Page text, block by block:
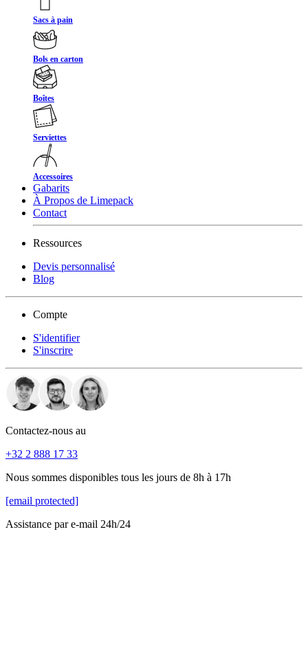
Sacs à pain
Bols en carton
Boîtes
Serviettes
Accessoires
Gabarits
À Propos de Limepack
Contact
Ressources
Devis personnalisé
Blog
Compte
S'identifier
S'inscrire
Contactez-nous au
+32 2 888 17 33
Nous sommes disponibles tous les jours de 8h à 17h
[email protected]
Assistance par e-mail 24h/24